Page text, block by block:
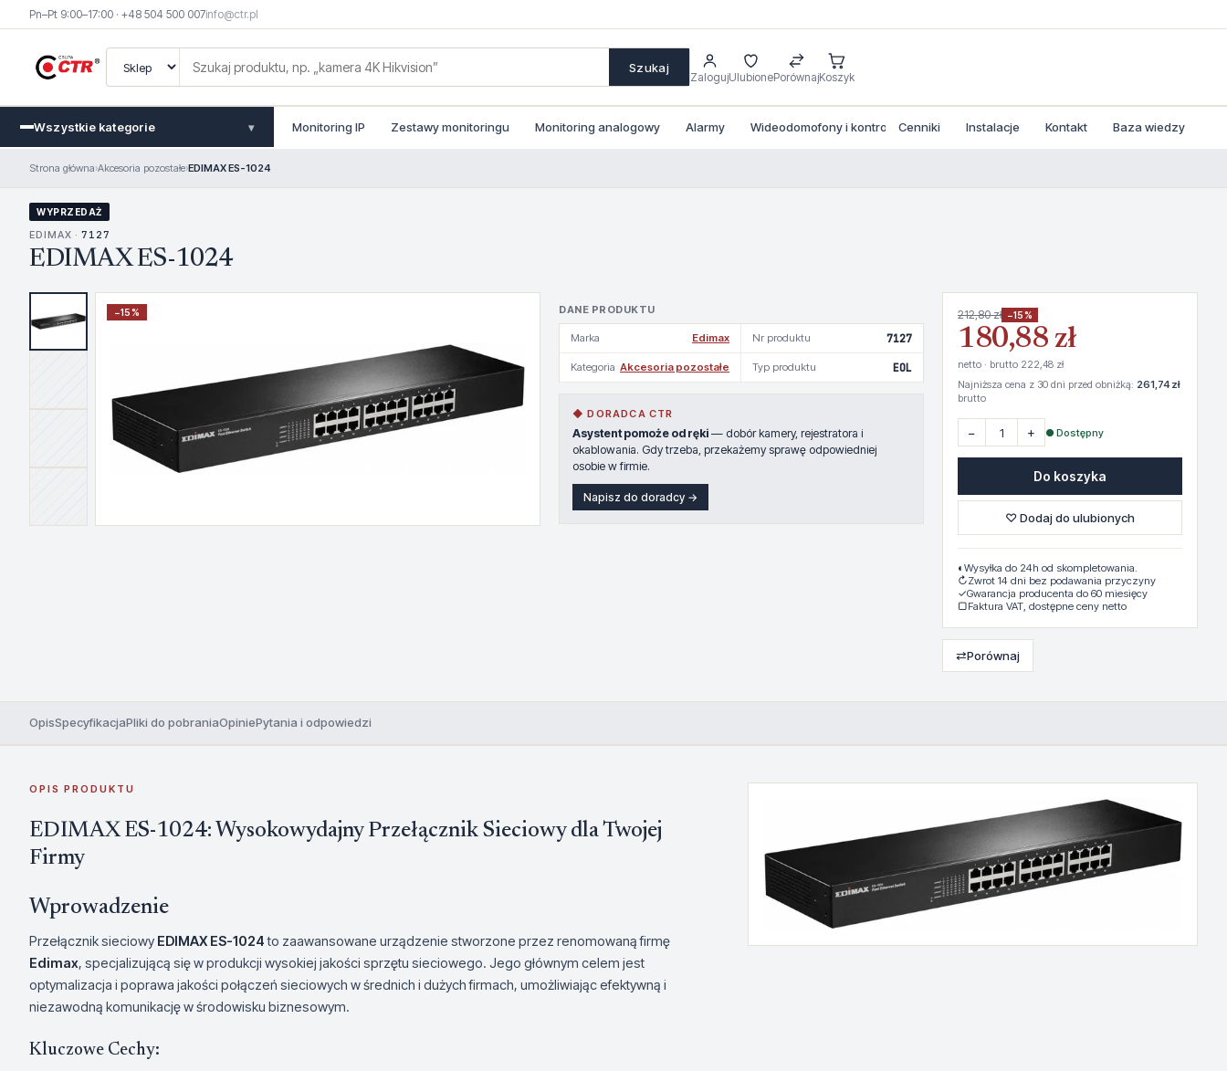
Pn–Pt 9:00–17:00 · +48 504 500 007info@ctr.pl
Szukaj
ZalogujUlubionePorównajKoszyk
Wszystkie kategorie ▾ Monitoring IP Zestawy monitoringu Monitoring analogowy Alarmy Wideodomofony i kontrola dostepu
Cenniki Instalacje Kontakt Baza wiedzy
Strona główna›Akcesoria pozostałe›EDIMAX ES-1024
WYPRZEDAŻ
EDIMAX · 7127
EDIMAX ES-1024
−15% DANE PRODUKTU
Marka Edimax Nr produktu 7127
Kategoria Akcesoria pozostałe Typ produktu EOL
◆ DORADCA CTR
Asystent pomoże od ręki — dobór kamery, rejestratora i
okablowania. Gdy trzeba, przekażemy sprawę odpowiedniej
osobie w firmie.
Napisz do doradcy →
212,80 zł −15%
180,88 zł
netto · brutto 222,48 zł
Najniższa cena z 30 dni przed obniżką: 261,74 zł
brutto
− + ● Dostępny
Do koszyka
♡ Dodaj do ulubionych
◐ Wysyłka do 24h od skompletowania.
↻Zwrot 14 dni bez podawania przyczyny
✓Gwarancja producenta do 60 miesięcy
▢Faktura VAT, dostępne ceny netto
⇄Porównaj
OpisSpecyfikacjaPliki do pobraniaOpiniePytania i odpowiedzi
OPIS PRODUKTU
EDIMAX ES-1024: Wysokowydajny Przełącznik Sieciowy dla Twojej
Firmy
Wprowadzenie
Przełącznik sieciowy EDIMAX ES-1024to zaawansowane urządzenie stworzone przez renomowaną firmę
Edimax, specjalizującą się w produkcji wysokiej jakości sprzętu sieciowego. Jego głównym celem jest
optymalizacja i poprawa jakości połączeń sieciowych w średnich i dużych firmach, umożliwiając efektywną i
niezawodną komunikację w środowisku biznesowym.
Kluczowe Cechy: